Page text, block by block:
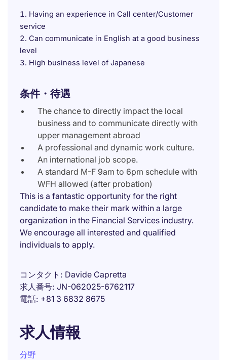
Having an experience in Call center/Customer
service
Can communicate in English at a good business
level
High business level of Japanese
条件・待遇
The chance to directly impact the local
business and to communicate directly with
upper management abroad
A professional and dynamic work culture.
An international job scope.
A standard M-F 9am to 6pm schedule with
WFH allowed (after probation)
This is a fantastic opportunity for the right
candidate to make their mark within a large
organization in the Financial Services industry.
We encourage all interested and qualified
individuals to apply.
コンタクト
Davide Capretta
求人番号 JN-062025-6762117
電話 +81 3 6832 8675
求人情報
分野